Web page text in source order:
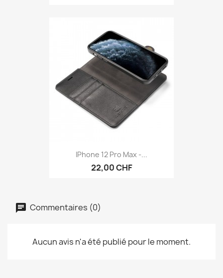
IPhone 12 Pro Max -...
22,00 CHF
Commentaires (0)
Aucun avis n'a été publié pour le moment.